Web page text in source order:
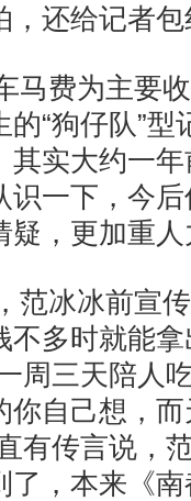
，还给记者
马费为主要
“狗仔队”型
实大约一
一下，今
，更加重
范冰冰前宣
多时就能
周三天陪人
你自己想，
有传言说，
，本来《